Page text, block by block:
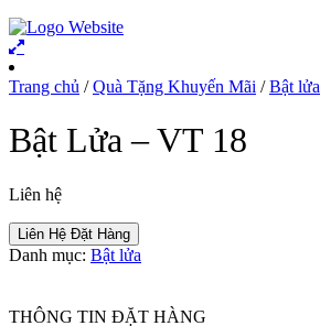
Trang chủ /Quà Tặng Khuyến Mãi /Bật lửa
Bật Lửa – VT 18
Liên hệ
Liên Hệ Đặt Hàng
Danh mục: Bật lửa
THÔNG TIN ĐẶT HÀNG